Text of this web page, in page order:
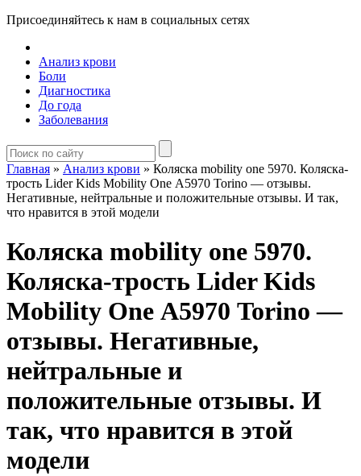
Присоединяйтесь к нам в социальных сетях
Анализ крови
Боли
Диагностика
До года
Заболевания
Главная » Анализ крови » Коляска mobility one 5970. Коляска-
трость Lider Kids Mobility One А5970 Torino — отзывы.
Негативные, нейтральные и положительные отзывы. И так,
что нравится в этой модели
Коляска mobility one 5970.
Коляска-трость Lider Kids
Mobility One А5970 Torino —
отзывы. Негативные,
нейтральные и
положительные отзывы. И
так, что нравится в этой
модели